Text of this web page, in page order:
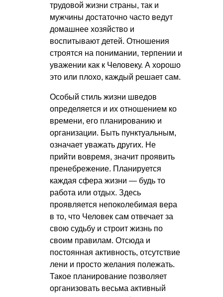
трудовой жизни страны, так и
мужчины достаточно часто ведут
домашнее хозяйство и
воспитывают детей. Отношения
строятся на понимании, терпении и
уважении как к Человеку. А хорошо
это или плохо, каждый решает сам.
Особый стиль жизни шведов
определяется и их отношением ко
времени, его планированию и
организации. Быть пунктуальным,
означает уважать других. Не
прийти вовремя, значит проявить
пренебрежение. Планируется
каждая сфера жизни — будь то
работа или отдых. Здесь
проявляется непоколебимая вера
в то, что Человек сам отвечает за
свою судьбу и строит жизнь по
своим правилам. Отсюда и
постоянная активность, отсутствие
лени и просто желания полежать.
Такое планирование позволяет
организовать весьма активный